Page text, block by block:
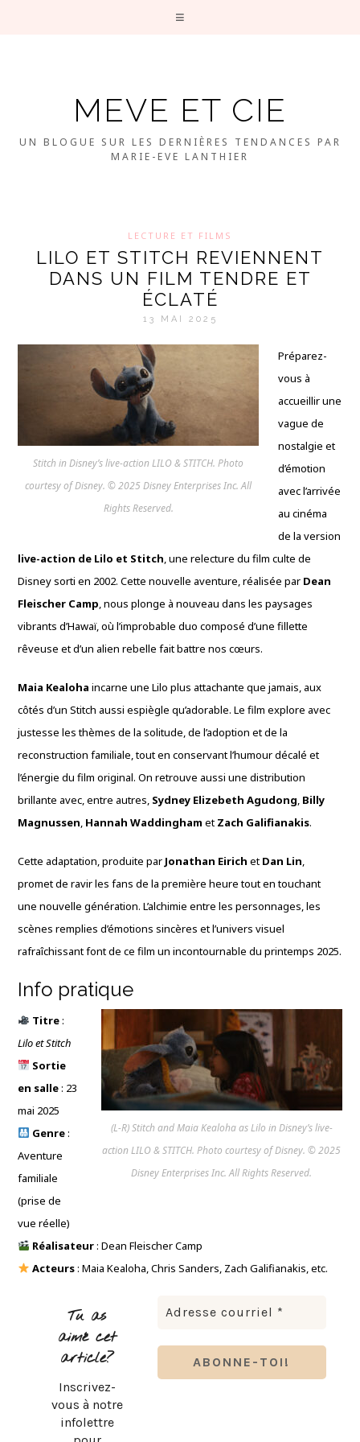
MEVE ET CIE
UN BLOGUE SUR LES DERNIÈRES TENDANCES PAR
MARIE-EVE LANTHIER
LECTURE ET FILMS
LILO ET STITCH REVIENNENT
DANS UN FILM TENDRE ET
ÉCLATÉ
13 MAI 2025
Stitch in Disney’s live-action LILO & STITCH. Photo
courtesy of Disney. © 2025 Disney Enterprises Inc. All
Rights Reserved.
Préparez-
vous à
accueillir une
vague de
nostalgie et
d’émotion
avec l’arrivée
au cinéma
de la version
live-action de Lilo et Stitch, une relecture du film culte de
Disney sorti en 2002. Cette nouvelle aventure, réalisée par Dean
Fleischer Camp, nous plonge à nouveau dans les paysages
vibrants d’Hawaï, où l’improbable duo composé d’une fillette
rêveuse et d’un alien rebelle fait battre nos cœurs.
Maia Kealoha incarne une Lilo plus attachante que jamais, aux
côtés d’un Stitch aussi espiègle qu’adorable. Le film explore avec
justesse les thèmes de la solitude, de l’adoption et de la
reconstruction familiale, tout en conservant l’humour décalé et
l’énergie du film original. On retrouve aussi une distribution
brillante avec, entre autres, Sydney Elizebeth Agudong, Billy
Magnussen, Hannah Waddingham et Zach Galifianakis.
Cette adaptation, produite par Jonathan Eirich et Dan Lin,
promet de ravir les fans de la première heure tout en touchant
une nouvelle génération. L’alchimie entre les personnages, les
scènes remplies d’émotions sincères et l’univers visuel
rafraîchissant font de ce film un incontournable du printemps 2025.
Info pratique
(L-R) Stitch and Maia Kealoha as Lilo in Disney’s live-
action LILO & STITCH. Photo courtesy of Disney. © 2025
Disney Enterprises Inc. All Rights Reserved.
Titre:
Lilo et Stitch
Sortie
en salle: 23
mai 2025
Genre:
Aventure
familiale
(prise de
vue réelle)
Réalisateur: Dean Fleischer Camp
Acteurs: Maia Kealoha, Chris Sanders, Zach Galifianakis, etc.
Tu as
aimé cet
article?
Inscrivez-
vous à notre
infolettre